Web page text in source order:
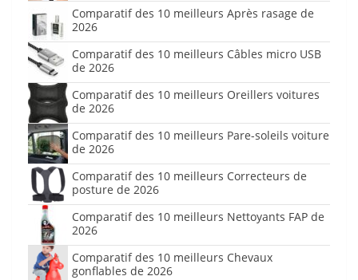
Comparatif des 10 meilleurs Après rasage de
2026
Comparatif des 10 meilleurs Câbles micro USB
de 2026
Comparatif des 10 meilleurs Oreillers voitures
de 2026
Comparatif des 10 meilleurs Pare-soleils voiture
de 2026
Comparatif des 10 meilleurs Correcteurs de
posture de 2026
Comparatif des 10 meilleurs Nettoyants FAP de
2026
Comparatif des 10 meilleurs Chevaux
gonflables de 2026